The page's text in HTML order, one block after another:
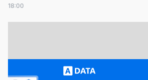
18:00